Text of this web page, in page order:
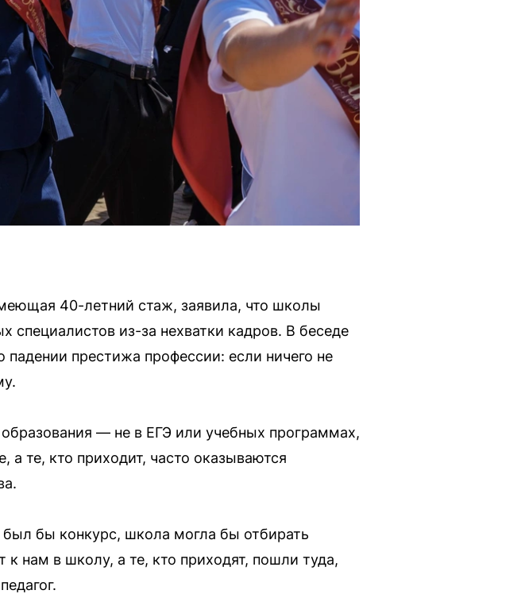
40-летний стаж, заявила, что школы
из-за нехватки кадров. В беседе
падении престижа профессии: если ничего не
— не в ЕГЭ или учебных программах,
те, кто приходит, часто оказываются
бы конкурс, школа могла бы отбирать
нам в школу, а те, кто приходят, пошли туда,